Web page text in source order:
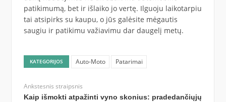
patikimumą, bet ir išlaiko jo vertę. Ilguoju laikotarpiu
tai atsipirks su kaupu, o jūs galėsite mėgautis
saugiu ir patikimu važiavimu dar daugelį metų.
KATEGORIJOS Auto-Moto Patarimai
Ankstesnis straipsnis
Kaip išmokti atpažinti vyno skonius: pradedančiųjų